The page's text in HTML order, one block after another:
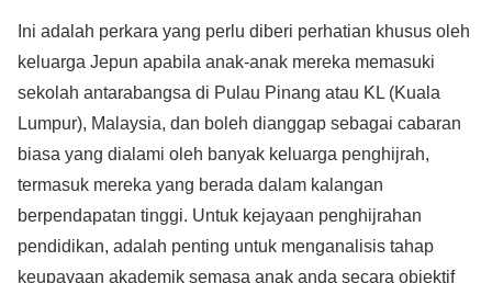
Ini adalah perkara yang perlu diberi perhatian khusus oleh
keluarga Jepun apabila anak-anak mereka memasuki
sekolah antarabangsa di Pulau Pinang atau KL (Kuala
Lumpur), Malaysia, dan boleh dianggap sebagai cabaran
biasa yang dialami oleh banyak keluarga penghijrah,
termasuk mereka yang berada dalam kalangan
berpendapatan tinggi. Untuk kejayaan penghijrahan
pendidikan, adalah penting untuk menganalisis tahap
keupayaan akademik semasa anak anda secara objektif